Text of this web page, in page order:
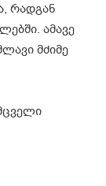
რადგან
ამავე
მძიმე